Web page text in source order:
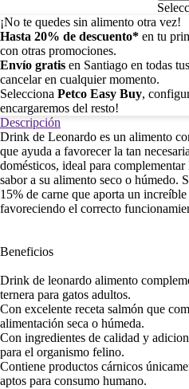
¡No te quedes sin alimento otra vez!
Hasta 20% de descuento* en tu
con otras promociones.
Envío gratis en Santiago en todas
cancelar en cualquier momento.
Selecciona Petco Easy Buy,
encargaremos del resto!
Descripción
Drink de Leonardo es un alimento
que ayuda a favorecer la tan
domésticos, ideal para
sabor a su alimento seco o húmedo.
15% de carne que aporta un
favoreciendo el correcto
Beneficios
Drink de leonardo alimento
ternera para gatos adultos.
Con excelente receta salmón que
alimentación seca o húmeda.
Con ingredientes de calidad y
para el organismo felino.
Contiene productos cárnicos
aptos para consumo humano.